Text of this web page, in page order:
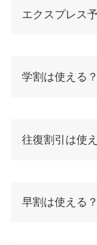
エクスプレス
学割は使える
往復割引は使
早割は使える？